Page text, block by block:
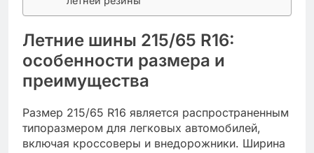
Летние шины 215/65 R16:
особенности размера и
преимущества
Размер 215/65 R16 является распространенным
типоразмером для легковых автомобилей,
включая кроссоверы и внедорожники. Ширина